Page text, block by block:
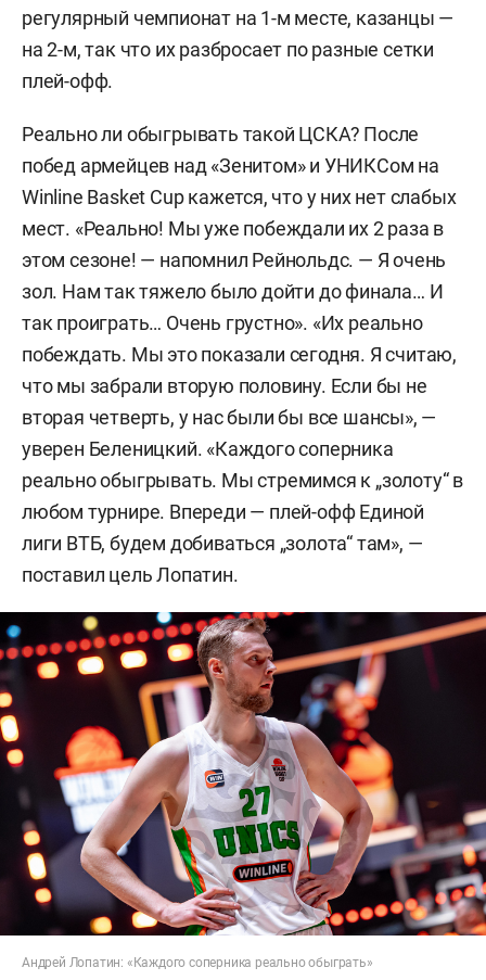
регулярный чемпионат на 1-м месте, казанцы —
на 2-м, так что их разбросает по разные сетки
плей-офф.
Реально ли обыгрывать такой ЦСКА? После
побед армейцев над «Зенитом» и УНИКСом на
Winline Basket Cup кажется, что у них нет слабых
мест. «Реально! Мы уже побеждали их 2 раза в
этом сезоне! — напомнил Рейнольдс. — Я очень
зол. Нам так тяжело было дойти до финала… И
так проиграть… Очень грустно». «Их реально
побеждать. Мы это показали сегодня. Я считаю,
что мы забрали вторую половину. Если бы не
вторая четверть, у нас были бы все шансы», —
уверен Беленицкий. «Каждого соперника
реально обыгрывать. Мы стремимся к „золоту“ в
любом турнире. Впереди — плей-офф Единой
лиги ВТБ, будем добиваться „золота“ там», —
поставил цель Лопатин.
Андрей Лопатин: «Каждого соперника реально обыграть»